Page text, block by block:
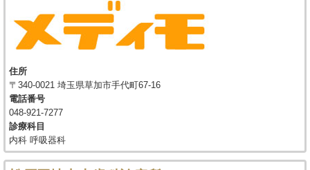
住所
〒340-0021 埼玉県草加市手代町67-16
電話番号
048-921-7277
診療科目
内科 呼吸器科